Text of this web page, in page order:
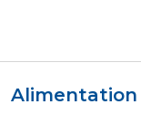
Alimentation